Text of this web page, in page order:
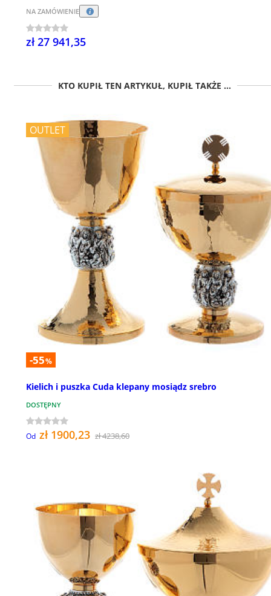
NA ZAMÓWIENIE
zł 27 941,35
KTO KUPIŁ TEN ARTYKUŁ, KUPIŁ TAKŻE ...
OUTLET
-55%
Kielich i puszka Cuda klepany mosiądz srebro
DOSTĘPNY
Od zł 1900,23 zł 4238,60